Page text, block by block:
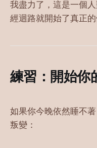
我盡力了，這是一個
經迴路就開始了真正的
練習：開始你
如果你今晚依然睡不
叛變：